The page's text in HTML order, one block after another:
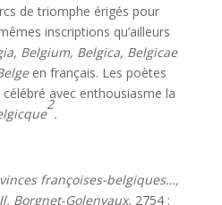
de triomphe érigés pour
inscriptions qu’ailleurs
Belgium, Belgica, Belgicae
en français. Les poètes
avec enthousiasme la
2
.
françoises-belgiques…,
Borgnet-Golenvaux, 2754 ;